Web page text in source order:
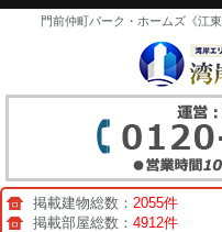
門前仲町パーク・ホームズ《江
掲載建物総数： 2055件
掲載部屋総数： 4912件